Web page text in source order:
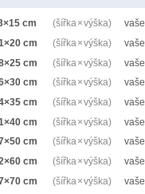
cm (šířka × výška)
cm
(šířka × výška)
cm
(šířka × výška)
cm
(šířka × výška)
cm
(šířka × výška)
cm
(šířka × výška)
cm
(šířka × výška)
cm
(šířka × výška)
cm
(šířka × výška)